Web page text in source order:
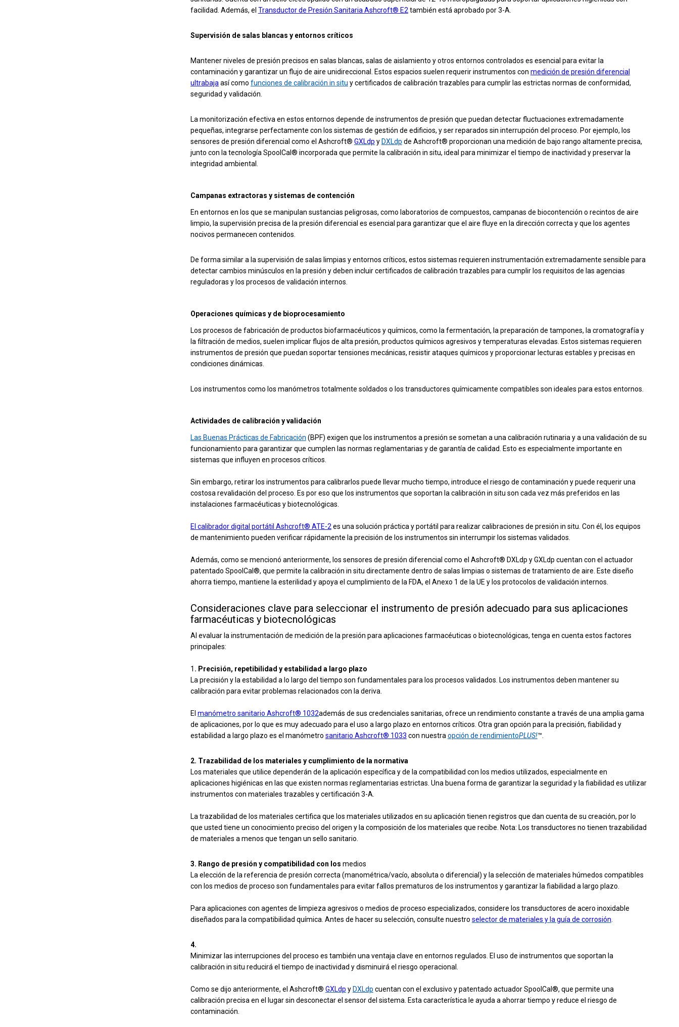
facilidad. Además, el Transductorde Presión Sanitaria Ashcroft® E2 también está aprobado por 3-A.
Supervisión de salas blancas y entornos críticos
Mantener niveles de presión precisos en salas blancas, salas de aislamiento y otros entornos controlados es esencial para evitar la
contaminación y garantizar un flujo de aire unidireccional. Estos espacios suelen requerir instrumentos con medición de presión diferencial
ultrabaja así como funciones de calibración in situ y certificados de calibración trazables para cumplir las estrictas normas de conformidad,
seguridad y validación.
La monitorización efectiva en estos entornos depende de instrumentos de presión que puedan detectar fluctuaciones extremadamente
pequeñas, integrarse perfectamente con los sistemas de gestión de edificios, y ser reparados sin interrupción del proceso. Por ejemplo, los
sensores de presión diferencial como el Ashcroft® GXLdp y DXLdp de Ashcroft® proporcionan una medición de bajo rango altamente precisa,
junto con la tecnología SpoolCal® incorporada que permite la calibración in situ, ideal para minimizar el tiempo de inactividad y preservar la
integridad ambiental.
Campanas extractoras y sistemas de contención
En entornos en los que se manipulan sustancias peligrosas, como laboratorios de compuestos, campanas de biocontención o recintos de aire
limpio, la supervisión precisa de la presión diferencial es esencial para garantizar que el aire fluye en la dirección correcta y que los agentes
nocivos permanecen contenidos.
De forma similar a la supervisión de salas limpias y entornos críticos, estos sistemas requieren instrumentación extremadamente sensible para
detectar cambios minúsculos en la presión y deben incluir certificados de calibración trazables para cumplir los requisitos de las agencias
reguladoras y los procesos de validación internos.
Operaciones químicas y de bioprocesamiento
Los procesos de fabricación de productos biofarmacéuticos y químicos, como la fermentación, la preparación de tampones, la cromatografía y
la filtración de medios, suelen implicar flujos de alta presión, productos químicos agresivos y temperaturas elevadas. Estos sistemas requieren
instrumentos de presión que puedan soportar tensiones mecánicas, resistir ataques químicos y proporcionar lecturas estables y precisas en
condiciones dinámicas.
Los instrumentos como los manómetros totalmente soldados o los transductores químicamente compatibles son ideales para estos entornos.
Actividades de calibración y validación
Las Buenas Prácticas de Fabricación (BPF) exigen que los instrumentos a presión se sometan a una calibración rutinaria y a una validación de su
funcionamiento para garantizar que cumplen las normas reglamentarias y de garantía de calidad. Esto es especialmente importante en
sistemas que influyen en procesos críticos.
Sin embargo, retirar los instrumentos para calibrarlos puede llevar mucho tiempo, introduce el riesgo de contaminación y puede requerir una
costosa revalidación del proceso. Es por eso que los instrumentos que soportan la calibración in situ son cada vez más preferidos en las
instalaciones farmacéuticas y biotecnológicas.
El calibrador digital portátil Ashcroft® ATE-2 es una solución práctica y portátil para realizar calibraciones de presión in situ. Con él, los equipos
de mantenimiento pueden verificar rápidamente la precisión de los instrumentos sin interrumpir los sistemas validados.
Además, como se mencionó anteriormente, los sensores de presión diferencial como el Ashcroft® DXLdp y GXLdp cuentan con el actuador
patentado SpoolCal®, que permite la calibración in situ directamente dentro de salas limpias o sistemas de tratamiento de aire. Este diseño
ahorra tiempo, mantiene la esterilidad y apoya el cumplimiento de la FDA, el Anexo 1 de la UE y los protocolos de validación internos.
Consideraciones clave para seleccionar el instrumento de presión adecuado para sus aplicaciones
farmacéuticas y biotecnológicas
Al evaluar la instrumentación de medición de la presión para aplicaciones farmacéuticas o biotecnológicas, tenga en cuenta estos factores
principales:
1 . Precisión, repetibilidad y estabilidad a largo plazo
La precisión y la estabilidad a lo largo del tiempo son fundamentales para los procesos validados. Los instrumentos deben mantener su
calibración para evitar problemas relacionados con la deriva.
El manómetro sanitario Ashcroft® 1032además de sus credenciales sanitarias, ofrece un rendimiento constante a través de una amplia gama
de aplicaciones, por lo que es muy adecuado para el uso a largo plazo en entornos críticos. Otra gran opción para la precisión, fiabilidad y
estabilidad a largo plazo es el manómetro sanitario Ashcroft® 1033 con nuestra opción de rendimientoPLUS!™.
2. Trazabilidad de los materiales y cumplimiento de la normativa
Los materiales que utilice dependerán de la aplicación específica y de la compatibilidad con los medios utilizados, especialmente en
aplicaciones higiénicas en las que existen normas reglamentarias estrictas. Una buena forma de garantizar la seguridad y la fiabilidad es utilizar
instrumentos con materiales trazables y certificación 3-A.
La trazabilidad de los materiales certifica que los materiales utilizados en su aplicación tienen registros que dan cuenta de su creación, por lo
que usted tiene un conocimiento preciso del origen y la composición de los materiales que recibe. Nota: Los transductores no tienen trazabilidad
de materiales a menos que tengan un sello sanitario.
3. Rango de presión y compatibilidad con los medios
La elección de la referencia de presión correcta (manométrica/vacío, absoluta o diferencial) y la selección de materiales húmedos compatibles
con los medios de proceso son fundamentales para evitar fallos prematuros de los instrumentos y garantizar la fiabilidad a largo plazo.
Para aplicaciones con agentes de limpieza agresivos o medios de proceso especializados, considere los transductores de acero inoxidable
diseñados para la compatibilidad química. Antes de hacer su selección, consulte nuestro selector de materiales y la guía de corrosión
4.
Minimizar las interrupciones del proceso es también una ventaja clave en entornos regulados. El uso de instrumentos que soportan la
calibración in situ reducirá el tiempo de inactividad y disminuirá el riesgo operacional.
Como se dijo anteriormente, el Ashcroft® GXLdp y DXLdp cuentan con el exclusivo y patentado actuador SpoolCal®, que permite una
calibración precisa en el lugar sin desconectar el sensor del sistema. Esta característica le ayuda a ahorrar tiempo y reduce el riesgo de
contaminación.